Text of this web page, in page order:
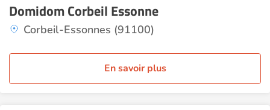
Domidom Corbeil Essonne
Corbeil-Essonnes (91100)
En savoir plus